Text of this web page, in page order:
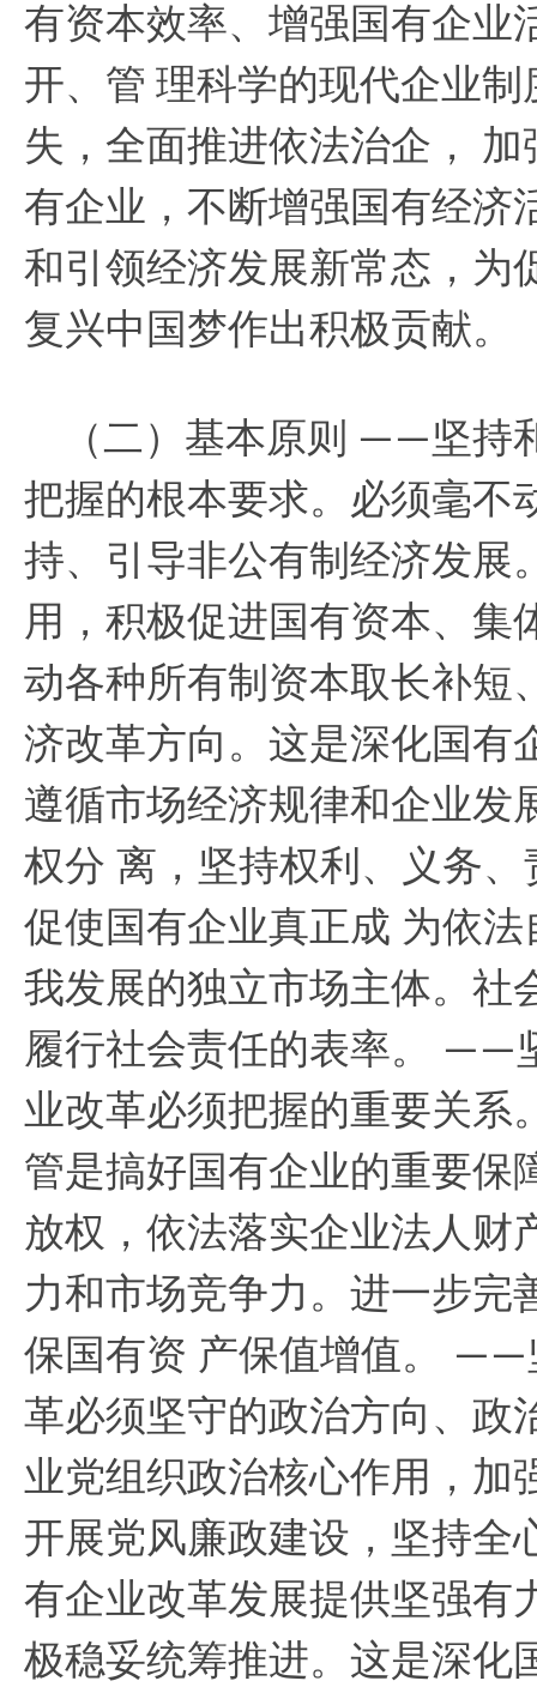
有资本效率、增强国有企业
开、管 理科学的现代企业
失，全面推进依法治企，
加
有企业，不断增强国有经济
和引领经济发展新常态，为
复兴中国梦作出积极贡献。
（二）基本原则 ——坚持
把握的根本要求。必须毫不
持、引导非公有制经济发展
用，积极促进国有资本、集
动各种所有制资本取长补
济改革方向。这是深化国有
遵循市场经济规律和企业发
权分 离，坚持权利、义务
促使国有企业真正成 为依
我发展的独立市场主体。社
履行社会责任的表率。
——
业改革必须把握的重要关系
管是搞好国有企业的重要保
放权，依法落实企业法人财
力和市场竞争力。进一步完
保国有资 产保值增值。
——
革必须坚守的政治方向、政
业党组织政治核心作用，加
开展党风廉政建设，坚持全
有企业改革发展提供坚强
极稳妥统筹推进。这是深化